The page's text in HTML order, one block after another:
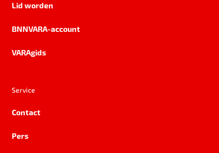
Lid worden
BNNVARA-account
VARAgids
Service
Contact
Pers